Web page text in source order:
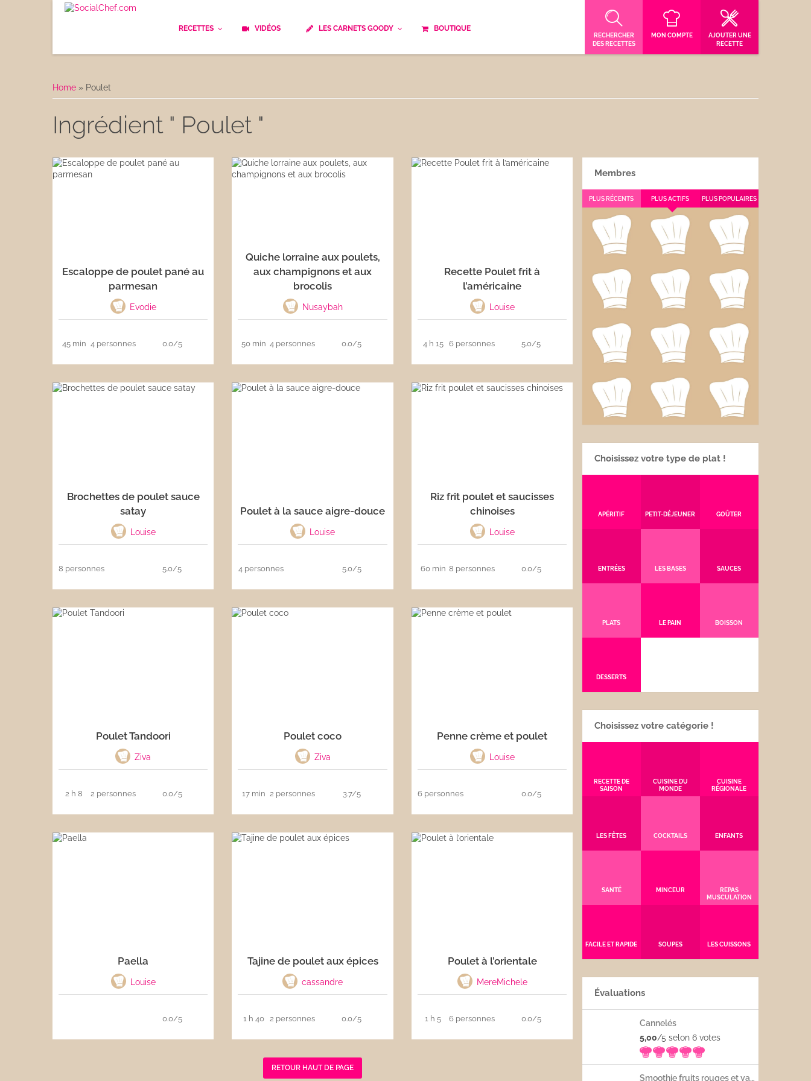
RECETTES
Le Pain
Apéritifs
Déjeuner
Boissons
Cuisine française traditionnelle
Enfants Robots multifonctions
VIDÉOS LES CARNETS GOODY
Spécialité culinaire
BOUTIQUE
RECHERCHER
DES RECETTES
MON COMPTE
AJOUTER UNE
RECETTE
Home » Poulet
Ingrédient " Poulet "
Escaloppe de poulet pané au
parmesan
Evodie
45 min 4 personnes 0.0/5
Quiche lorraine aux poulets,
aux champignons et aux
brocolis
Nusaybah
50 min 4 personnes 0.0/5
Recette Poulet frit à
l’américaine
Louise
4 h 15 6 personnes 5.0/5
Brochettes de poulet sauce
satay
Louise
8 personnes 5.0/5
Poulet à la sauce aigre-douce
Louise
4 personnes 5.0/5
Riz frit poulet et saucisses
chinoises
Louise
60 min 8 personnes 0.0/5
Poulet Tandoori
Ziva
2 h 8 2 personnes 0.0/5
Poulet coco
Ziva
17 min 2 personnes 3.7/5
Penne crème et poulet
Louise
6 personnes 0.0/5
Paella
Louise
0.0/5
Tajine de poulet aux épices
cassandre
1 h 40 2 personnes 0.0/5
Poulet à l’orientale
MereMichele
1 h 5 6 personnes 0.0/5
RETOUR HAUT DE PAGE
Membres
PLUS RÉCENTS PLUS ACTIFS PLUS POPULAIRES
Choisissez votre type de plat !
APÉRITIF PETIT-DÉJEUNER GOÛTER
ENTRÉES LES BASES SAUCES
PLATS LE PAIN BOISSON
DESSERTS
Choisissez votre catégorie !
RECETTE DE
SAISON
CUISINE DU
MONDE
CUISINE
RÉGIONALE
LES FÊTES COCKTAILS ENFANTS
SANTÉ MINCEUR
REPAS
MUSCULATION
FACILE ET RAPIDE SOUPES LES CUISSONS
Évaluations
Cannelés
5,00/5 selon 6 votes
Smoothie fruits rouges et yaourt